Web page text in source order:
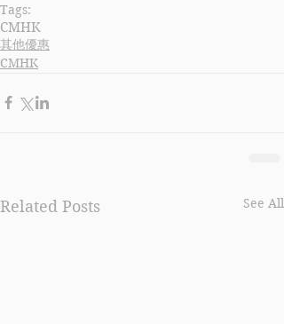
Tags:
CMHK
其他優惠
CMHK
Related Posts See All